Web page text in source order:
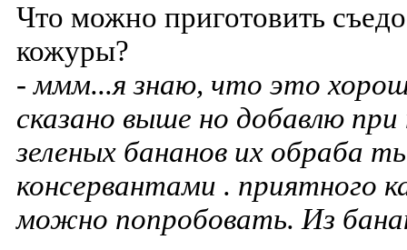
Что можно приготовить
кожуры?
- ммм...я знаю, что это
сказано выше но добавлю
зеленых бананов их обраба
консервантами . приятного
можно попробовать. Из